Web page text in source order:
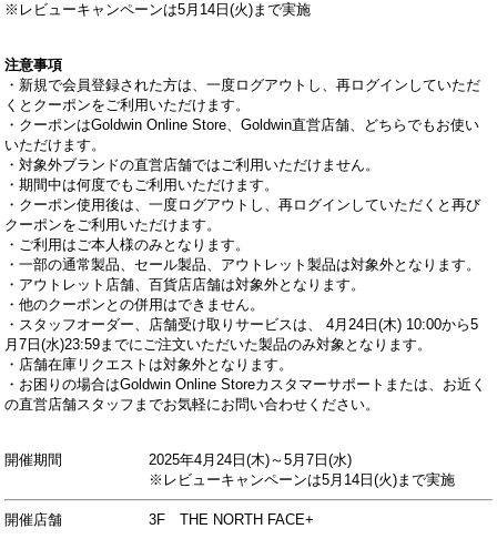
※レビューキャンペーンは5月14日(火)まで実施
注意事項
・新規で会員登録された方は、一度ログアウトし、再ログインしていただ
くとクーポンをご利用いただけます。
・クーポンはGoldwin Online Store、Goldwin直営店舗、どちらでもお使い
いただけます。
・対象外ブランドの直営店舗ではご利用いただけません。
・期間中は何度でもご利用いただけます。
・クーポン使用後は、一度ログアウトし、再ログインしていただくと再び
クーポンをご利用いただけます。
・ご利用はご本人様のみとなります。
・一部の通常製品、セール製品、アウトレット製品は対象外となります。
・アウトレット店舗、百貨店店舗は対象外となります。
・他のクーポンとの併用はできません。
・スタッフオーダー、店舗受け取りサービスは、 4月24日(木) 10:00から5
月7日(水)23:59までにご注文いただいた製品のみ対象となります。
・店舗在庫リクエストは対象外となります。
・お困りの場合はGoldwin Online Storeカスタマーサポートまたは、お近く
の直営店舗スタッフまでお気軽にお問い合わせください。
開催期間 2025年4月24日(木)～5月7日(水)
※レビューキャンペーンは5月14日(火)まで実施
開催店舗 3F THE NORTH FACE+